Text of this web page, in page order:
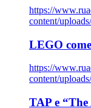
https://
content/
LEGO
https://
content/
TAP e